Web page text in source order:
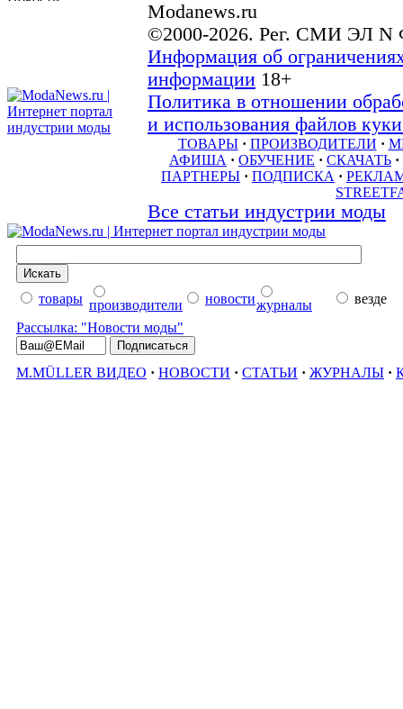
Modanews.ru
©2000-2026. Рег. СМИ ЭЛ N
Информация об
информации 18+
Политика в отношении
и использования файлов
ТОВАРЫ · ПРОИЗВОДИТЕЛИ ·
АФИША · ОБУЧЕНИЕ · СКАЧАТЬ ·
ПАРТНЕРЫ · ПОДПИСКА ·
Все статьи индустрии моды
товары производители новостижурналы
везде
Рассылка: "Новости моды"
M.MÜLLER ВИДЕО · НОВОСТИ · СТАТЬИ · ЖУРНАЛЫ ·